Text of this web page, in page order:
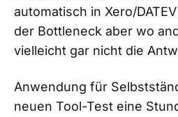
automatisch in Xero/
der Bottleneck aber wo
vielleicht gar nicht die
Anwendung für
neuen Tool-Test eine